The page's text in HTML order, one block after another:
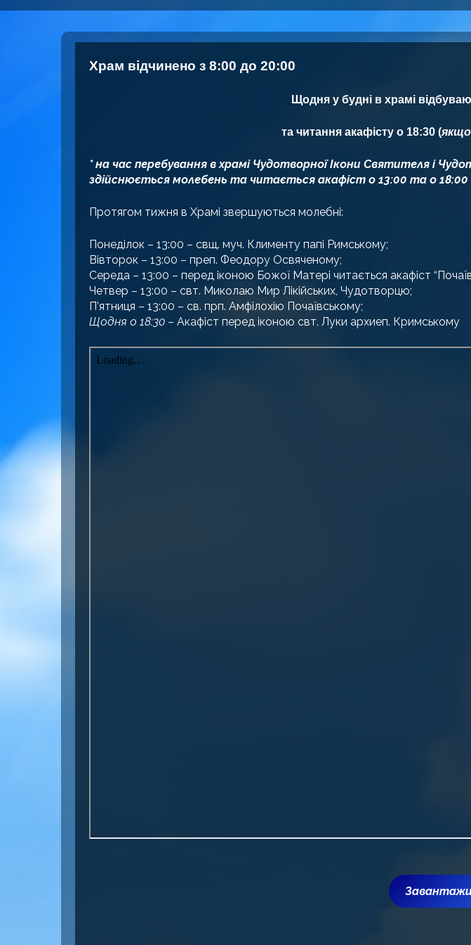
Храм відчинено з 8:00 до 20:00
Щодня у будні в храмі
та читання акафісту о 18:30 (якщо
* на час перебування в храмі Чудотворної Ікони Святителя і
здійснюється молебень та читається акафіст о 13:00 та о 18:00
Протягом тижня в Храмі звершуються молебні:
Понеділок – 13:00 – свщ. муч. Клименту папі Римському;
Вівторок – 13:00 – преп. Феодору Освяченому;
Середа – 13:00 – перед іконою Божої Матері читається акафіст
Четвер – 13:00 – свт. Миколаю Мир Лікійських, Чудотворцю;
П’ятниця – 13:00 – св. прп. Амфілохію Почаївському;
Щодня о 18:30 – Акафіст перед іконою свт. Луки архиеп. Кримському